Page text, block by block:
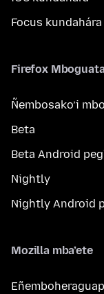
Focus kundahára
Firefox
Ñembosako’i
Beta
Beta Android
Nightly
Nightly Android
Mozilla mba’ete